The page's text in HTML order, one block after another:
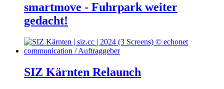
smartmove - Fuhrpark weiter
gedacht!
SIZ Kärnten Relaunch